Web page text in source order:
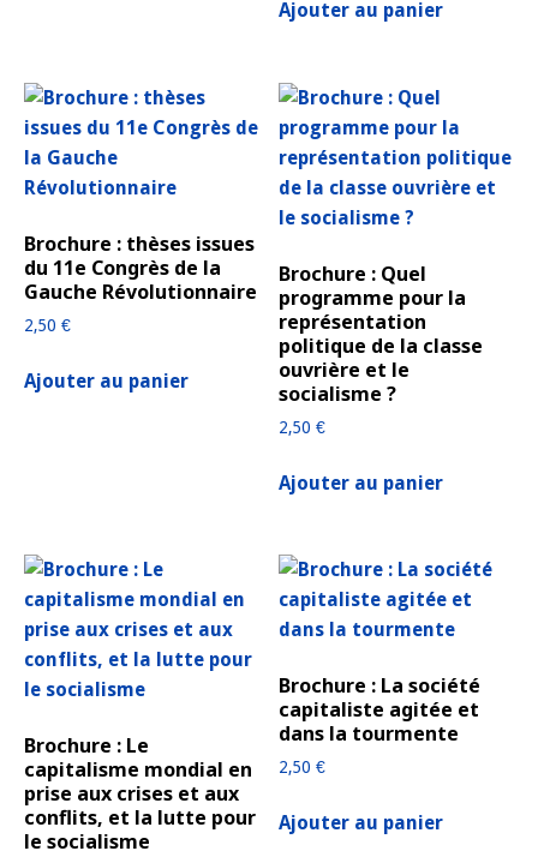
Ajouter au panier
Brochure : thèses issues
du 11e Congrès de la
Gauche Révolutionnaire
2,50 €
Ajouter au panier
Brochure : Quel
programme pour la
représentation
politique de la classe
ouvrière et le
socialisme ?
2,50€
Ajouter au panier
Brochure : Le
capitalisme mondial en
prise aux crises et aux
conflits, et la lutte pour
le socialisme
Brochure : La société
capitaliste agitée et
dans la tourmente
2,50€
Ajouter au panier